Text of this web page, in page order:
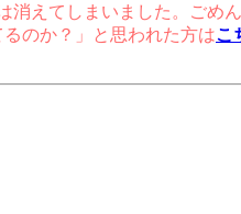
消えてしまいました。ごめん
のか？」と思われた方はこ